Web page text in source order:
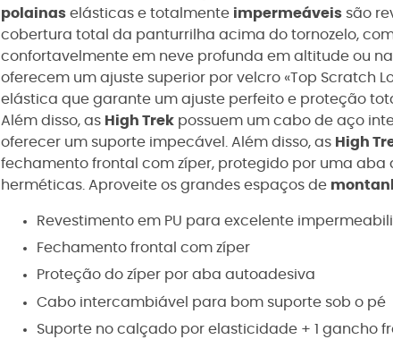
polainas elásticas e totalmente impermeáveis são
cobertura total da panturrilha acima do tornozelo,
confortavelmente em neve profunda em altitude ou
oferecem um ajuste superior por velcro «Top Scratch
elástica que garante um ajuste perfeito e proteção
Além disso, as High Trek possuem um cabo de aço
oferecer um suporte impecável. Além disso, as High
fechamento frontal com zíper, protegido por uma
herméticas. Aproveite os grandes espaços de
Revestimento em PU para excelente
Fechamento frontal com zíper
Proteção do zíper por aba autoadesiva
Cabo intercambiável para bom suporte sob o pé
Suporte no calçado por elasticidade + 1 gancho